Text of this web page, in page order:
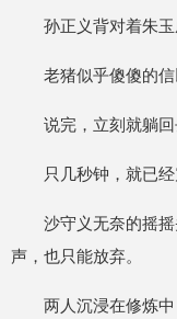
孙正义背对着朱玉
老猪似乎傻傻的
说完，立刻就躺回
只几秒钟，就已经
沙守义无奈的摇
声，也只能放弃。
两人沉浸在修炼